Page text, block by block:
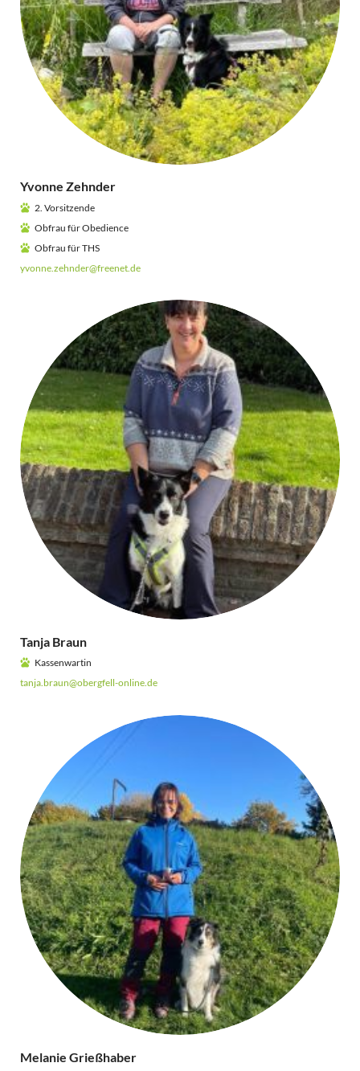
Yvonne Zehnder
2. Vorsitzende
Obfrau für Obedience
Obfrau für THS
yvonne.zehnder@freenet.de
Tanja Braun
Kassenwartin
tanja.braun@obergfell-online.de
Melanie Grießhaber